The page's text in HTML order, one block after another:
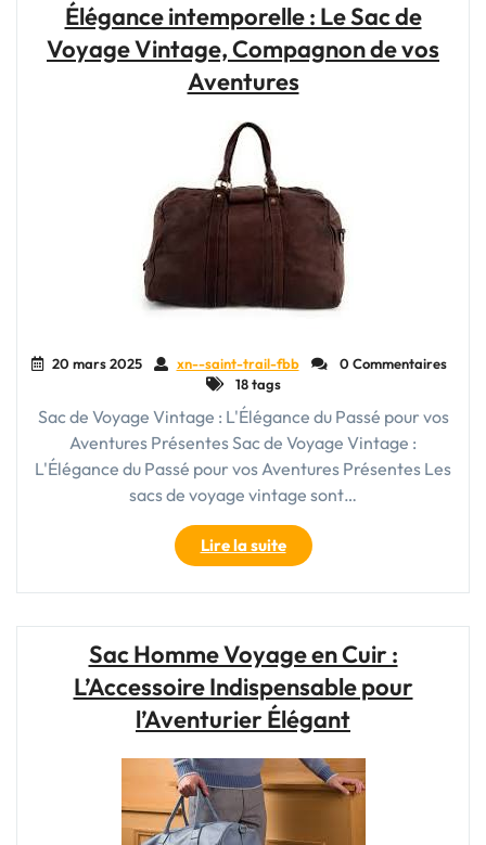
voyage
vintage,
compagnon
de
Élégance intemporelle : Le Sac de
Voyage Vintage, Compagnon de vos
Aventures
20 mars 2025 xn--saint-trail-fbb
0 Commentaires
18 tags
Sac de Voyage Vintage : L'Élégance du Passé pour vos
Aventures Présentes Sac de Voyage Vintage :
L'Élégance du Passé pour vos Aventures Présentes Les
sacs de voyage vintage sont…
Lire la suite"Élégance
intemporelle
:
de
Voyage
Vintage,
Compagnon
de
vos
Aventures"
Sac Homme Voyage en Cuir :
L’Accessoire Indispensable pour
l’Aventurier Élégant